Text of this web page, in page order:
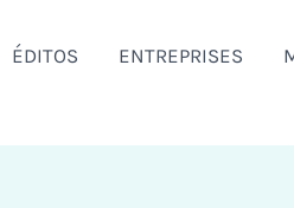
ÉDITOS ENTREPRISES